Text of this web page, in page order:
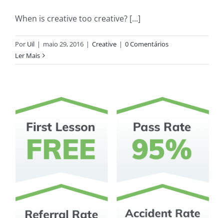
When is creative too creative? [...]
Por Uil | maio 29, 2016 | Creative | 0 Comentários
Ler Mais